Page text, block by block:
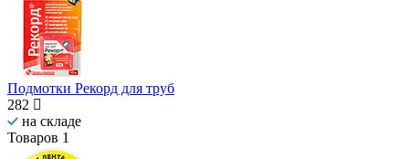
Подмотки Рекорд для труб
282
на складе
Товаров 1